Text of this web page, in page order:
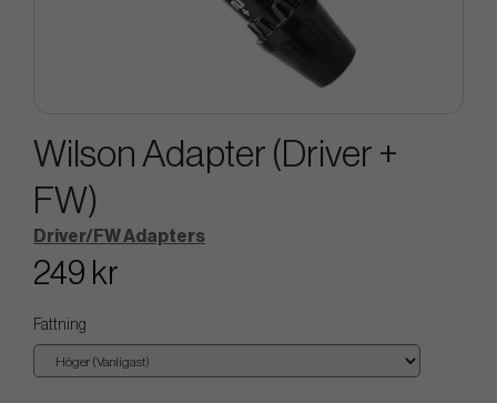
Wilson Adapter (Driver +
FW)
Driver/FW Adapters
249 kr
Fattning